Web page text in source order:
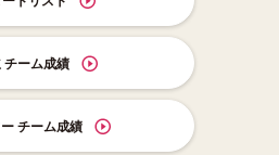
チーム成績
チーム成績